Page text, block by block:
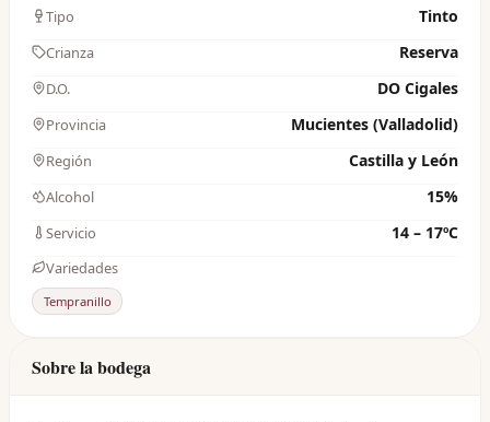
Tipo Tinto
Crianza Reserva
D.O. DO Cigales
Provincia Mucientes (Valladolid)
Región Castilla y León
Alcohol 15%
Servicio 14 – 17ºC
Variedades
Tempranillo
Sobre la bodega